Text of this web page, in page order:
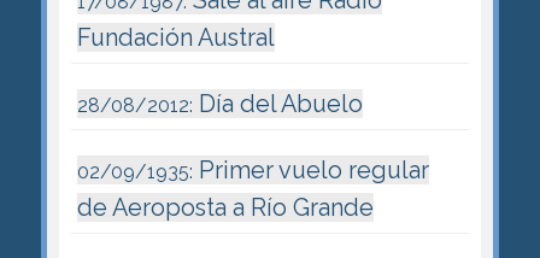
Fundación Austral
28/08/2012: Día del Abuelo
02/09/1935: Primer vuelo regular
de Aeroposta a Río Grande